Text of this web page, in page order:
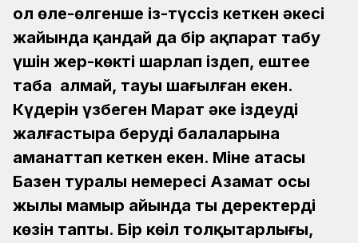
ол өле-өлгенше із-түссіз кеткен әкесі
жайында қандай да бір ақпарат табу
үшін жер-көкті шарлап іздеп, ештеңе
таба алмай, тауы шағылған екен.
Күдерін үзбеген Марат әке іздеуді
жалғастыра беруді балаларына
аманаттап кеткен екен. Міне атасы
Базен туралы немересі Азамат осы
жылы мамыр айында тың деректердің
көзін тапты. Бір көңіл толқытарлығы,